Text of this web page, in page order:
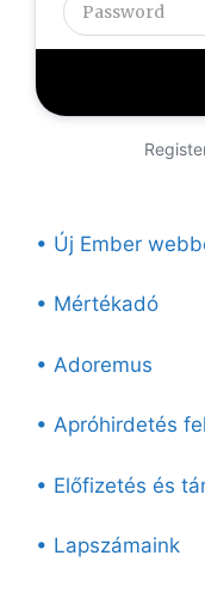
• Új Ember
• Mértékadó
• Adoremus
• Apróhirdetés
• Előfizetés és
• Lapszámaink